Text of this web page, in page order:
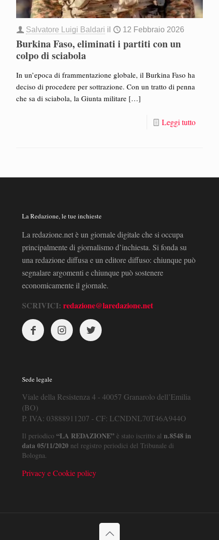
Salvatore Luigi Baldari il 12 Febbraio 2026
Burkina Faso, eliminati i partiti con un
colpo di sciabola
In un’epoca di frammentazione globale, il Burkina Faso ha
deciso di procedere per sottrazione. Con un tratto di penna
che sa di sciabola, la Giunta militare […]
Leggi tutto
La Redazione, le tue inchieste
La redazione.net è un giornale digitale che si occupa
principalmente di giornalismo d’inchiesta. Si fonda su
una redazione diffusa e un editore diffuso: chiunque può
segnalare argomenti e chiunque può sostenere
economicamente il giornale.
SCRIVICI: redazione@laredazione.net
Sede legale
Viale della Resistenza 4 - 40057 Granarolo dell’Emilia
(BO)
P. IVA: 03888911207 - CF: LCNDNL70T46A944O
Il periodico “LA REDAZIONE” è stato iscritto al n.8548 in
data 05/11/2020 nel registro periodici del Tribunale di
Bologna.
Privacy e Cookie policy